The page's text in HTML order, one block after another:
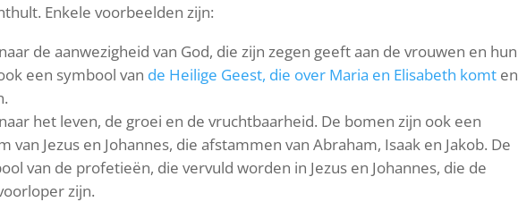
Enkele voorbeelden zijn:
de aanwezigheid van God, die zijn zegen geeft aan de vrouwen en hun
een symbool van de Heilige Geest, die over Maria en Elisabeth komt en
het leven, de groei en de vruchtbaarheid. De bomen zijn ook een
van Jezus en Johannes, die afstammen van Abraham, Isaak en Jakob. De
van de profetieën, die vervuld worden in Jezus en Johannes, die de
zijn.